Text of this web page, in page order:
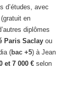
d’études, avec
en
diplômes
Paris Saclay ou
(bac +5) à Jean
et 7 000 € selon